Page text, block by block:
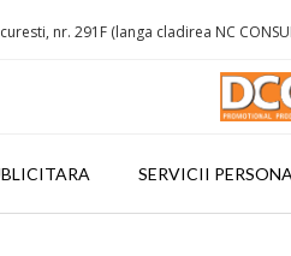
nr. 291F (langa cladirea NC
SERVICII